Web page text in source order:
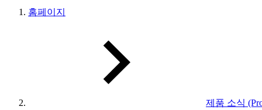
홈페이지
제품 소식